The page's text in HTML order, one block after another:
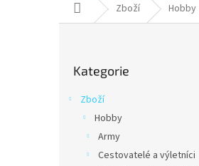
Domů Zboží Hobby
kategorie
Kategorie
Zboží
Hobby
Army
Cestovatelé a výletníci